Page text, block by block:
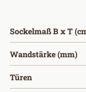
Sockelmaß B x T
Wandstärke (mm)
Türen